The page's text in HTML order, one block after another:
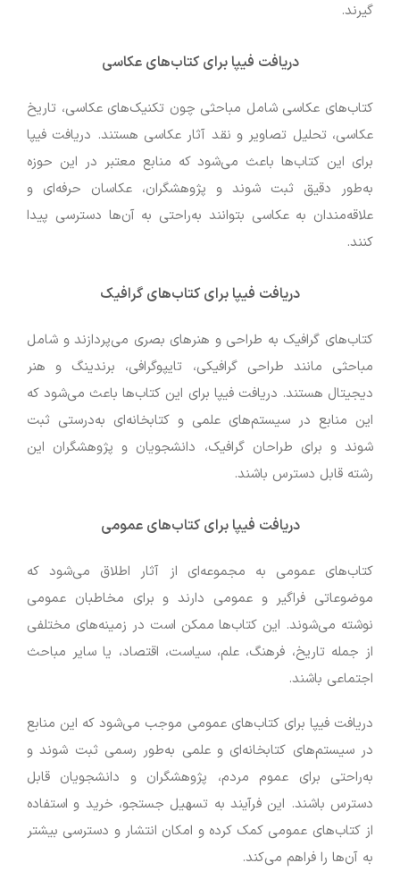
گیرند.
دریافت فیپا برای کتاب‌های عکاسی
کتاب‌های عکاسی شامل مباحثی چون تکنیک‌های عکاسی، تاریخ
عکاسی، تحلیل تصاویر و نقد آثار عکاسی هستند. دریافت فیپا
برای این کتاب‌ها باعث می‌شود که منابع معتبر در این حوزه
به‌طور دقیق ثبت شوند و پژوهشگران، عکاسان حرفه‌ای و
علاقه‌مندان به عکاسی بتوانند به‌راحتی به آن‌ها دسترسی پیدا
کنند.
دریافت فیپا برای کتاب‌های گرافیک
کتاب‌های گرافیک به طراحی و هنرهای بصری می‌پردازند و شامل
مباحثی مانند طراحی گرافیکی، تایپوگرافی، برندینگ و هنر
دیجیتال هستند. دریافت فیپا برای این کتاب‌ها باعث می‌شود که
این منابع در سیستم‌های علمی و کتابخانه‌ای به‌درستی ثبت
شوند و برای طراحان گرافیک، دانشجویان و پژوهشگران این
رشته قابل دسترس باشند.
دریافت فیپا برای کتاب‌های عمومی
کتاب‌های عمومی به مجموعه‌ای از آثار اطلاق می‌شود که
موضوعاتی فراگیر و عمومی دارند و برای مخاطبان عمومی
نوشته می‌شوند. این کتاب‌ها ممکن است در زمینه‌های مختلفی
از جمله تاریخ، فرهنگ، علم، سیاست، اقتصاد، یا سایر مباحث
اجتماعی باشند.
دریافت فیپا برای کتاب‌های عمومی موجب می‌شود که این منابع
در سیستم‌های کتابخانه‌ای و علمی به‌طور رسمی ثبت شوند و
به‌راحتی برای عموم مردم، پژوهشگران و دانشجویان قابل
دسترس باشند. این فرآیند به تسهیل جستجو، خرید و استفاده
از کتاب‌های عمومی کمک کرده و امکان انتشار و دسترسی بیشتر
به آن‌ها را فراهم می‌کند.